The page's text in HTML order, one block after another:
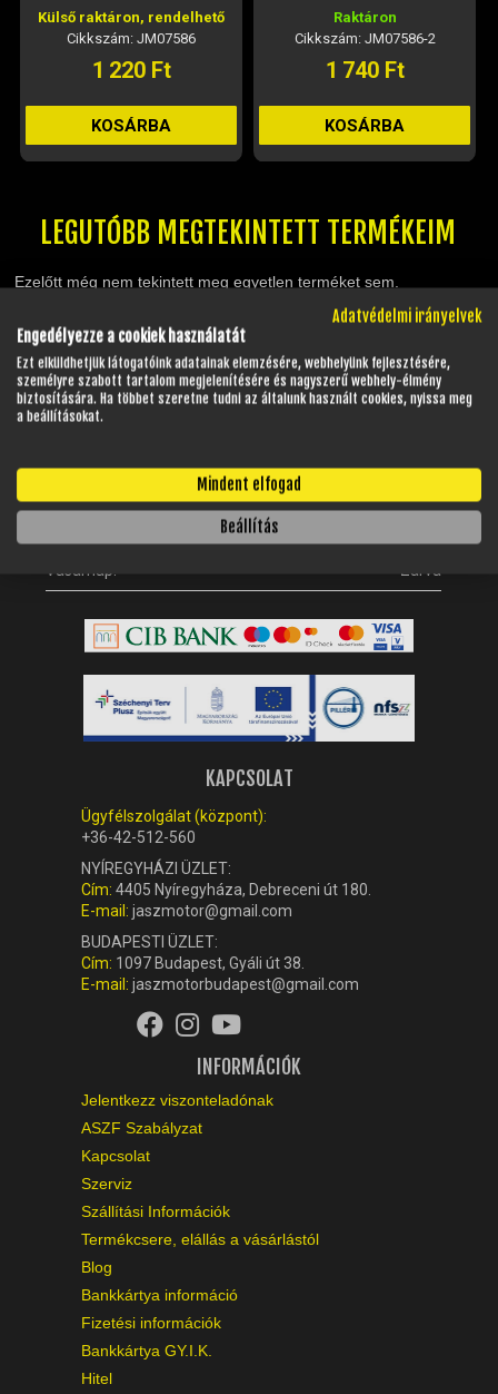
Külső raktáron, rendelhető
Cikkszám: JM07586
1 220 Ft
KOSÁRBA
Raktáron
Cikkszám: JM07586-2
1 740 Ft
KOSÁRBA
LEGUTÓBB MEGTEKINTETT TERMÉKEIM
Ezelőtt még nem tekintett meg egyetlen terméket sem.
GYAKRAN ISMÉTELT KÉRDÉSEK
Vasárnap: Zárva
KAPCSOLAT
Ügyfélszolgálat (központ):
+36-42-512-560
NYÍREGYHÁZI ÜZLET:
Cím: 4405 Nyíregyháza, Debreceni út 180.
E-mail: jaszmotor@gmail.com
BUDAPESTI ÜZLET:
Cím: 1097 Budapest, Gyáli út 38.
E-mail: jaszmotorbudapest@gmail.com
INFORMÁCIÓK
Jelentkezz viszonteladónak
ASZF Szabályzat
Kapcsolat
Szerviz
Szállítási Információk
Termékcsere, elállás a vásárlástól
Blog
Bankkártya információ
Fizetési információk
Bankkártya GY.I.K.
Hitel
Adatvédelmi irányelvek
Engedélyezze a cookiek használatát
Ezt elküldhetjük látogatóink adatainak elemzésére, webhelyünk fejlesztésére,
személyre szabott tartalom megjelenítésére és nagyszerű webhely-élmény
biztosítására. Ha többet szeretne tudni az általunk használt cookies, nyissa meg
a beállításokat.
Mindent elfogad
Beállítás